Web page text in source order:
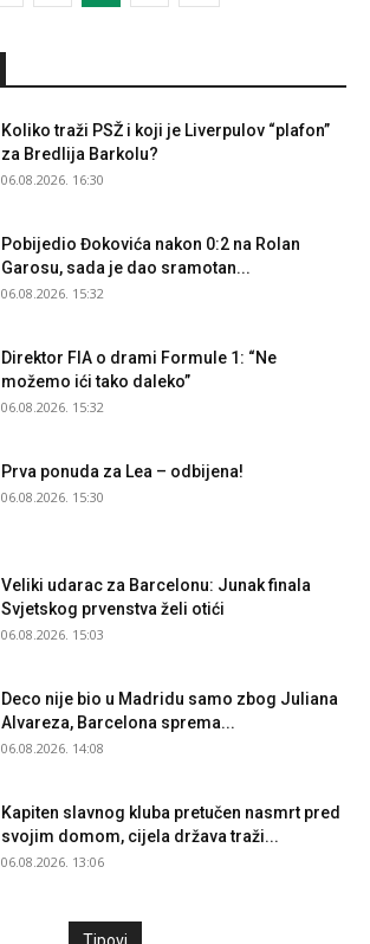
Koliko traži PSŽ i koji je Liverpulov “plafon”
za Bredlija Barkolu?
06.08.2026. 16:30
Pobijedio Đokovića nakon 0:2 na Rolan
Garosu, sada je dao sramotan...
06.08.2026. 15:32
Direktor FIA o drami Formule 1: “Ne
možemo ići tako daleko”
06.08.2026. 15:32
Prva ponuda za Lea – odbijena!
06.08.2026. 15:30
Veliki udarac za Barcelonu: Junak finala
Svjetskog prvenstva želi otići
06.08.2026. 15:03
Deco nije bio u Madridu samo zbog Juliana
Alvareza, Barcelona sprema...
06.08.2026. 14:08
Kapiten slavnog kluba pretučen nasmrt pred
svojim domom, cijela država traži...
06.08.2026. 13:06